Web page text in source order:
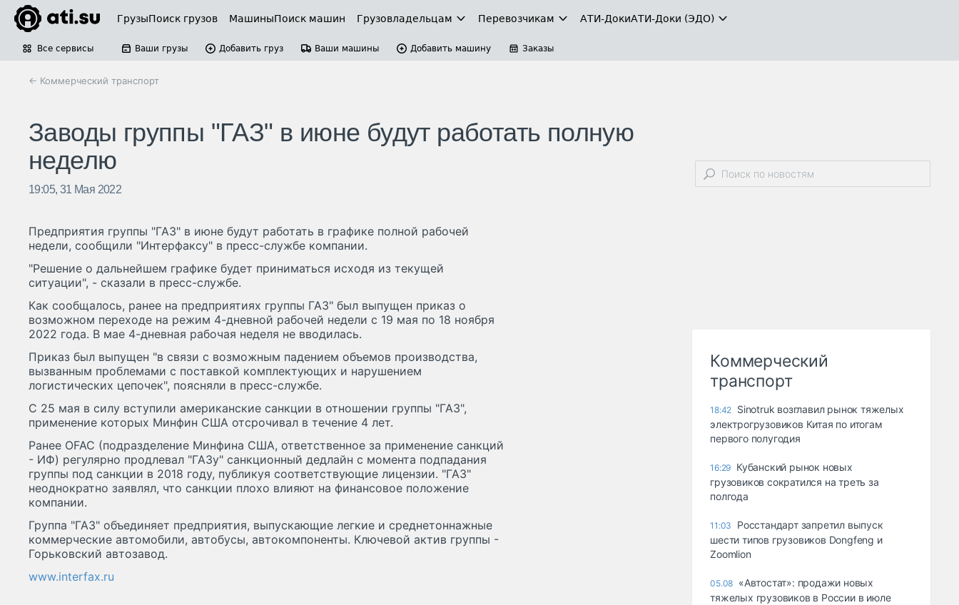
ГрузыПоиск грузов МашиныПоиск машин Грузовладельцам Перевозчикам АТИ-ДокиАТИ-Доки (ЭДО)
Все сервисы Ваши грузы Добавить груз Ваши машины Добавить машину Заказы
← Коммерческий транспорт
Заводы группы "ГАЗ" в июне будут работать полную
неделю
19:05, 31 Мая 2022
Предприятия группы "ГАЗ" в июне будут работать в графике полной рабочей
недели, сообщили "Интерфаксу" в пресс-службе компании.
"Решение о дальнейшем графике будет приниматься исходя из текущей
ситуации", - сказали в пресс-службе.
Как сообщалось, ранее на предприятиях группы ГАЗ" был выпущен приказ о
возможном переходе на режим 4-дневной рабочей недели с 19 мая по 18 ноября
2022 года. В мае 4-дневная рабочая неделя не вводилась.
Приказ был выпущен "в связи с возможным падением объемов производства,
вызванным проблемами с поставкой комплектующих и нарушением
логистических цепочек", поясняли в пресс-службе.
С 25 мая в силу вступили американские санкции в отношении группы "ГАЗ",
применение которых Минфин США отсрочивал в течение 4 лет.
Ранее OFAC (подразделение Минфина США, ответственное за применение санкций
- ИФ) регулярно продлевал "ГАЗу" санкционный дедлайн c момента подпадания
группы под санкции в 2018 году, публикуя соответствующие лицензии. "ГАЗ"
неоднократно заявлял, что санкции плохо влияют на финансовое положение
компании.
Группа "ГАЗ" объединяет предприятия, выпускающие легкие и среднетоннажные
коммерческие автомобили, автобусы, автокомпоненты. Ключевой актив группы -
Горьковский автозавод.
www.interfax.ru
Коммерческий
транспорт
18:42 Sinotruk возглавил рынок тяжелых
электрогрузовиков Китая по итогам
первого полугодия
16:29 Кубанский рынок новых
грузовиков сократился на треть за
полгода
11:03
Росстандарт запретил выпуск
шести типов грузовиков Dongfeng и
Zoomlion
05.08 «Автостат»: продажи новых
тяжелых грузовиков в России в июле